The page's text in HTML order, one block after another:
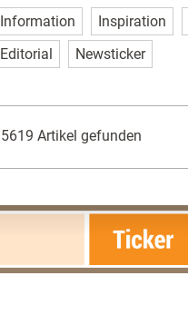
Information Inspiration
Editorial
Newsticker
Artikel gefunden